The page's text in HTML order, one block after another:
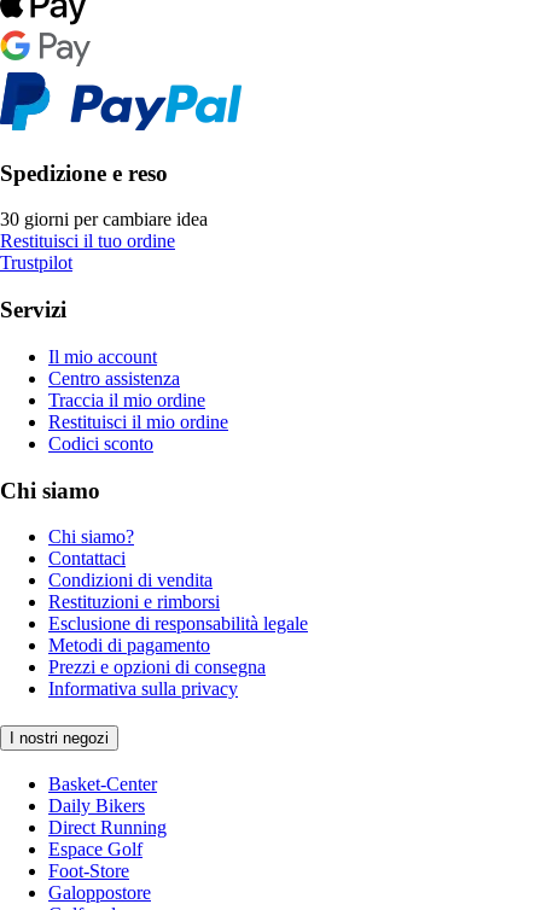
Spedizione e reso
30 giorni per cambiare idea
Restituisci il tuo ordine
Trustpilot
Servizi
Il mio account
Centro assistenza
Traccia il mio ordine
Restituisci il mio ordine
Codici sconto
Chi siamo
Chi siamo?
Contattaci
Condizioni di vendita
Restituzioni e rimborsi
Esclusione di responsabilità legale
Metodi di pagamento
Prezzi e opzioni di consegna
Informativa sulla privacy
I nostri negozi
Basket-Center
Daily Bikers
Direct Running
Espace Golf
Foot-Store
Galoppostore